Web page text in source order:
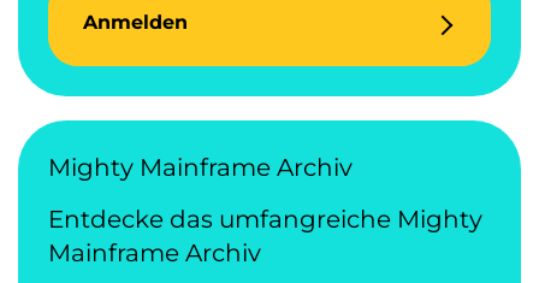
Anmelden
Mighty Mainframe Archiv
Entdecke das umfangreiche Mighty
Mainframe Archiv